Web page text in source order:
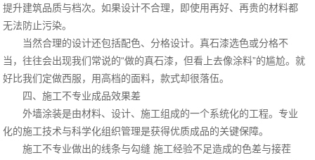
提升建筑品质与档次。如果设计不合理，即使用再好、再贵的材料都
无法防止污染。
当然合理的设计还包括配色、分格设计。真石漆选色或分格不
当，往往会出现我们常说的“做的真石漆，但看上去像涂料”的尴尬。就
好比我们定做西服，用高档的面料，款式却很落伍。
四、施工不专业成品效果差
外墙涂装是由材料、设计、施工组成的一个系统化的工程。专业
化的施工技术与科学化组织管理是获得优质成品的关键保障。
施工不专业做出的线条与勾缝 施工经验不足造成的色差与接茬